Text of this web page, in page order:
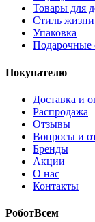
Товары для
Стиль жизни
Упаковка
Подарочные
Покупателю
Доставка и
Распродажа
Отзывы
Вопросы и
Бренды
Акции
О нас
Контакты
РоботВсем